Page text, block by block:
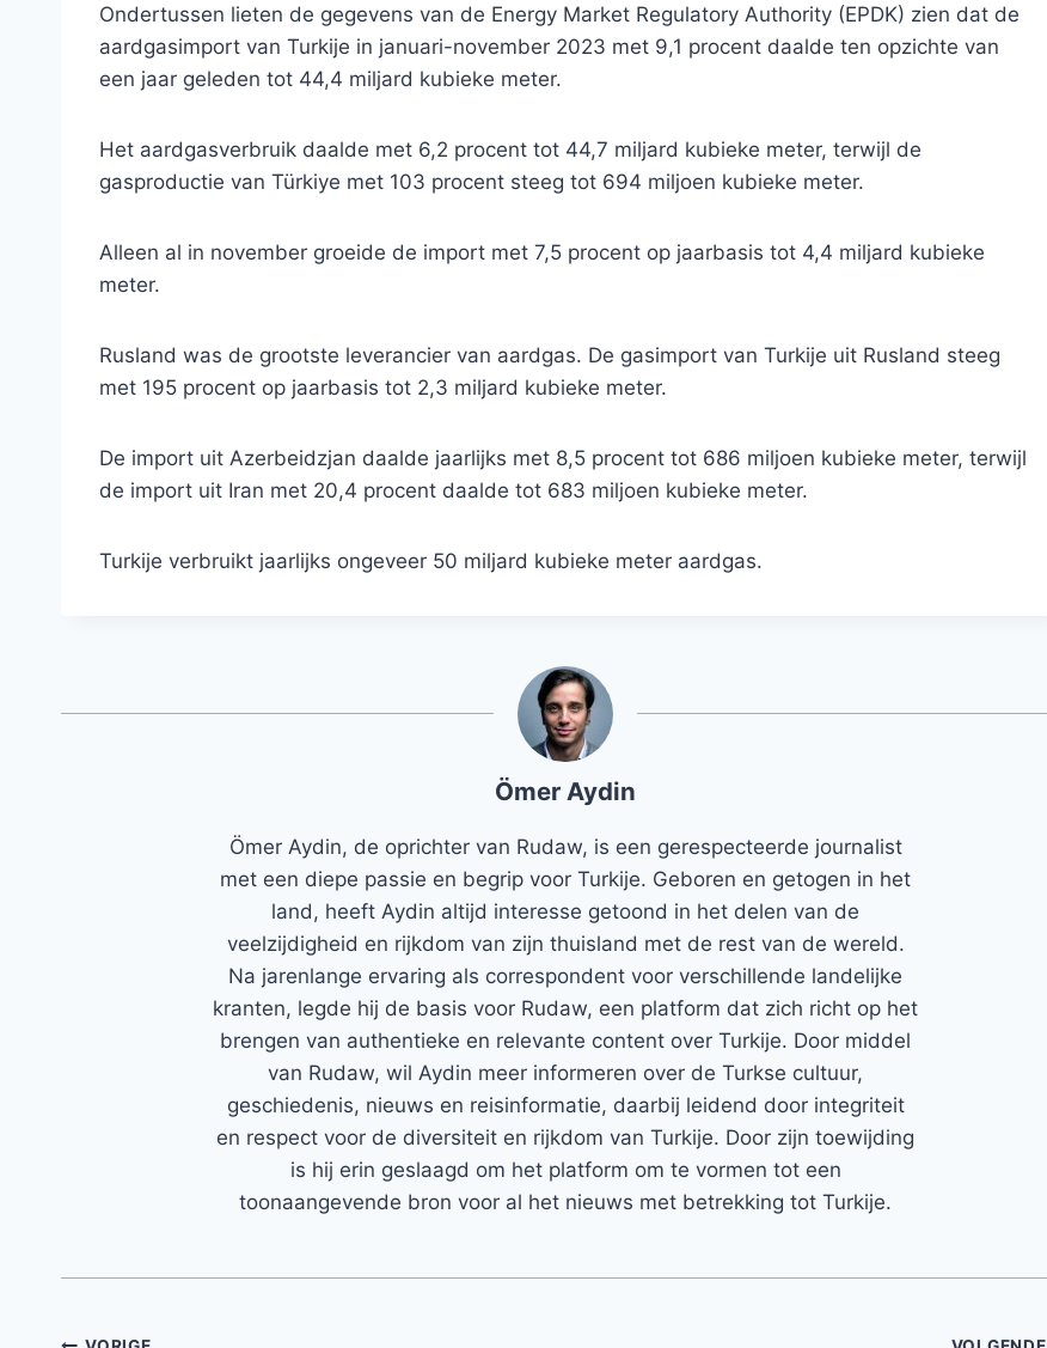
Ondertussen lieten de gegevens van de Energy Market Regulatory Authority (EPDK) zien dat de
aardgasimport van Turkije in januari-november 2023 met 9,1 procent daalde ten opzichte van
een jaar geleden tot 44,4 miljard kubieke meter.
Het aardgasverbruik daalde met 6,2 procent tot 44,7 miljard kubieke meter, terwijl de
gasproductie van Türkiye met 103 procent steeg tot 694 miljoen kubieke meter.
Alleen al in november groeide de import met 7,5 procent op jaarbasis tot 4,4 miljard kubieke
meter.
Rusland was de grootste leverancier van aardgas. De gasimport van Turkije uit Rusland steeg
met 195 procent op jaarbasis tot 2,3 miljard kubieke meter.
De import uit Azerbeidzjan daalde jaarlijks met 8,5 procent tot 686 miljoen kubieke meter, terwijl
de import uit Iran met 20,4 procent daalde tot 683 miljoen kubieke meter.
Turkije verbruikt jaarlijks ongeveer 50 miljard kubieke meter aardgas.
Ömer Aydin
Ömer Aydin, de oprichter van Rudaw, is een gerespecteerde journalist
met een diepe passie en begrip voor Turkije. Geboren en getogen in het
land, heeft Aydin altijd interesse getoond in het delen van de
veelzijdigheid en rijkdom van zijn thuisland met de rest van de wereld.
Na jarenlange ervaring als correspondent voor verschillende landelijke
kranten, legde hij de basis voor Rudaw, een platform dat zich richt op het
brengen van authentieke en relevante content over Turkije. Door middel
van Rudaw, wil Aydin meer informeren over de Turkse cultuur,
geschiedenis, nieuws en reisinformatie, daarbij leidend door integriteit
en respect voor de diversiteit en rijkdom van Turkije. Door zijn toewijding
is hij erin geslaagd om het platform om te vormen tot een
toonaangevende bron voor al het nieuws met betrekking tot Turkije.